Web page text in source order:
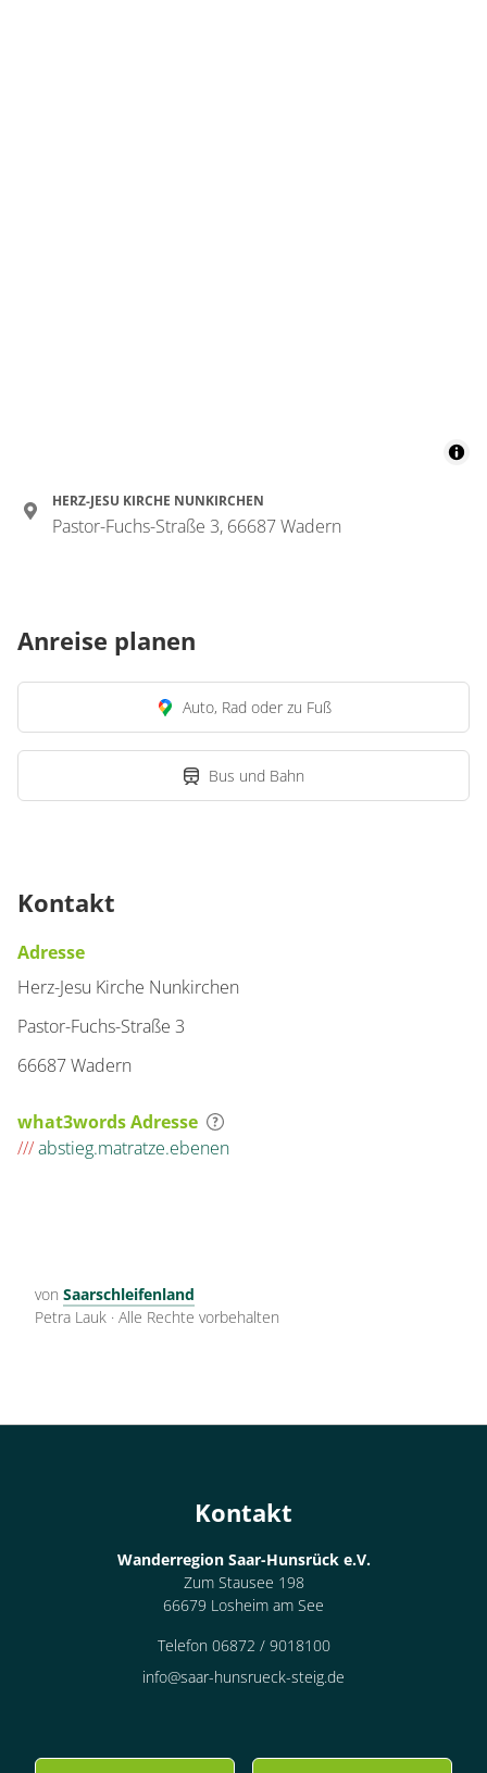
HERZ-JESU KIRCHE NUNKIRCHEN
Pastor-Fuchs-Straße 3, 66687 Wadern
Anreise planen
Auto, Rad oder zu Fuß
Bus und Bahn
Kontakt
Adresse
Herz-Jesu Kirche Nunkirchen
Pastor-Fuchs-Straße 3
66687 Wadern
what3words Adresse
///abstieg.matratze.ebenen
von Saarschleifenland
Petra Lauk · Alle Rechte vorbehalten
Kontakt
Wanderregion Saar-Hunsrück e.V.
Zum Stausee 198
66679 Losheim am See
Telefon 06872 / 9018100
info@saar-hunsrueck-steig.de